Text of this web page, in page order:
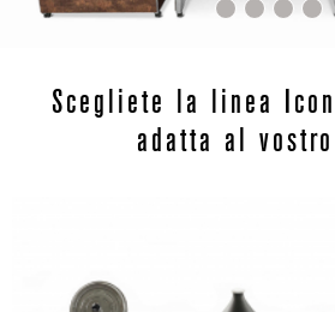
Scegliete la linea
adatta al